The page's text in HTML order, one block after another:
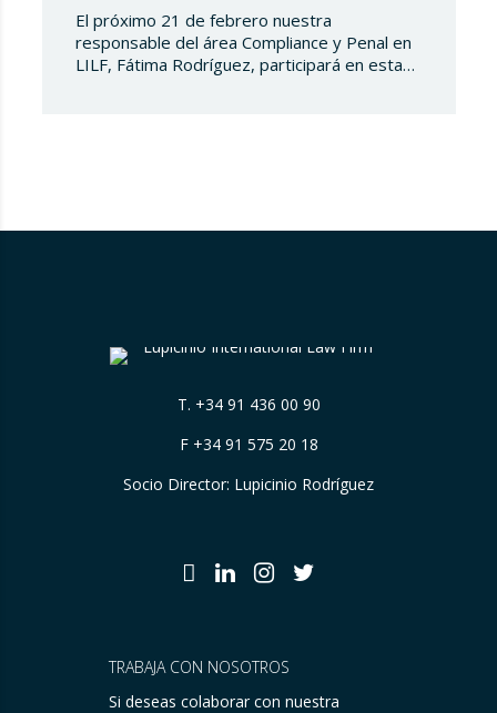
El próximo 21 de febrero nuestra
responsable del área Compliance y Penal en
LILF, Fátima Rodríguez, participará en esta
T. +34 91 436 00 90
F +34 91 575 20 18
Socio Director: Lupicinio Rodríguez
TRABAJA CON NOSOTROS
Si deseas colaborar con nuestra